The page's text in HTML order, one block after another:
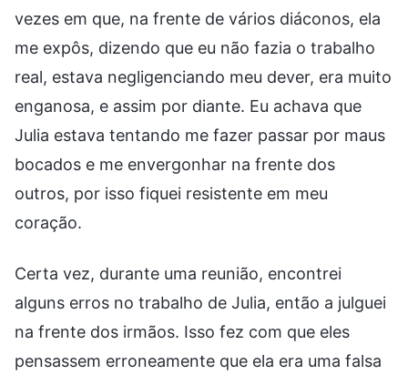
vezes em que, na frente de vários diáconos, ela
me expôs, dizendo que eu não fazia o trabalho
real, estava negligenciando meu dever, era muito
enganosa, e assim por diante. Eu achava que
Julia estava tentando me fazer passar por maus
bocados e me envergonhar na frente dos
outros, por isso fiquei resistente em meu
coração.
Certa vez, durante uma reunião, encontrei
alguns erros no trabalho de Julia, então a julguei
na frente dos irmãos. Isso fez com que eles
pensassem erroneamente que ela era uma falsa